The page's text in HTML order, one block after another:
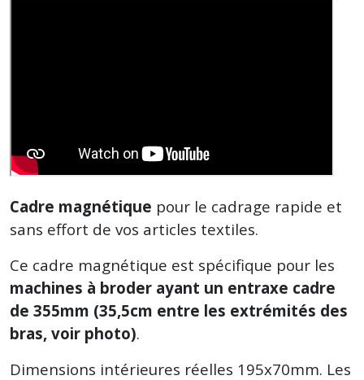
Cadre magnétique pour le cadrage rapide et
sans effort de vos articles textiles.
Ce cadre magnétique est spécifique pour les
machines à broder ayant un entraxe cadre
de 355mm (35,5cm entre les extrémités des
bras, voir photo).
Dimensions intérieures réelles 195x70mm. Les